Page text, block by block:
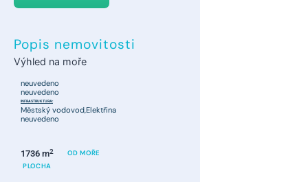
Popis nemovitosti
Výhled na moře
neuvedeno
neuvedeno
INFRASTRUKTURA:
Městský vodovod,Elektřina
neuvedeno
1736 m2
PLOCHA
OD MOŘE